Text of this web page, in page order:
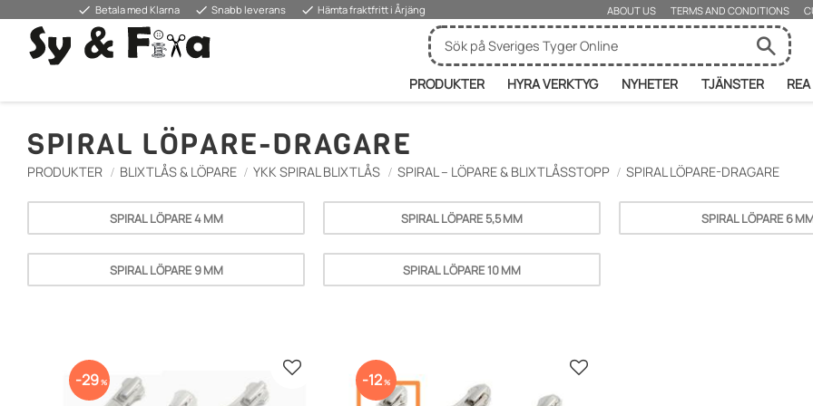
done Betala med Klarna done Snabb leverans done Hämta fraktfritt i Årjäng ABOUT US TERMS AND CONDITIONS
PRODUKTER HYRA VERKTYG NYHETER TJÄNSTER REA
SPIRAL LÖPARE-DRAGARE
PRODUKTER BLIXTLÅS & LÖPARE YKK SPIRAL BLIXTLÅS SPIRAL – LÖPARE & BLIXTLÅSSTOPP SPIRAL LÖPARE-DRAGARE
SPIRAL LÖPARE 4 MM SPIRAL LÖPARE 5,5 MM SPIRAL LÖPARE 6
SPIRAL LÖPARE 9 MM SPIRAL LÖPARE 10 MM
29% Lisää suosikiksi
12% Lisää suosikiksi